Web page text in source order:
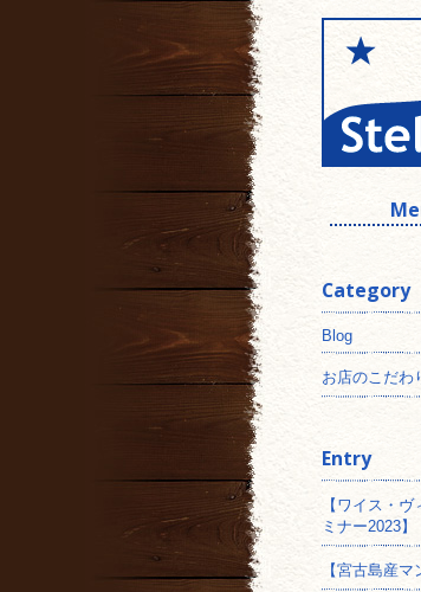
Category
Blog
お店のこだわ
Entry
【ワイス・
ミナー2023】
【宮古島産マ